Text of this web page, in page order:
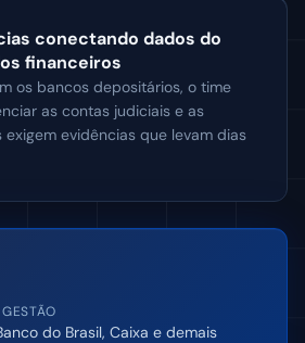
conectando dados do
financeiros
os bancos depositários, o time
as contas judiciais e as
evidências que levam dias
do Brasil, Caixa e demais